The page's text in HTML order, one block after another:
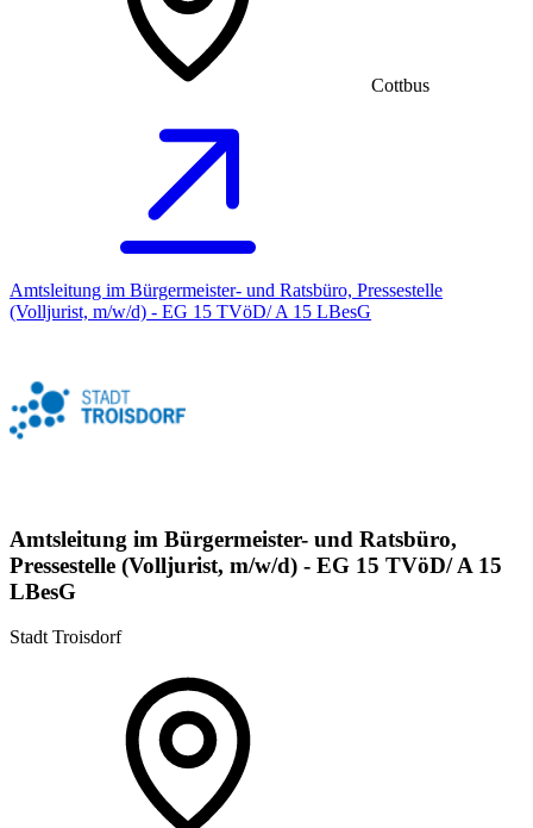
Cottbus
Amtsleitung im Bürgermeister- und Ratsbüro, Pressestelle
(Volljurist, m/w/d) - EG 15 TVöD/ A 15 LBesG
Amtsleitung im Bürgermeister- und Ratsbüro,
Pressestelle (Volljurist, m/w/d) - EG 15 TVöD/ A 15
LBesG
Stadt Troisdorf